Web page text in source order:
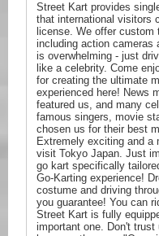
Street Kart provides
that international visitors
license. We offer custom
including action cameras
is overwhelming - just
like a celebrity. Come
for creating the ultimate
experienced here! News
featured us, and many
famous singers, movie
chosen us for their best
Extremely exciting and a
visit Tokyo Japan. Just
go kart specifically
Go-Karting experience!
costume and driving
you guarantee! You can
Street Kart is fully
important one. Don't